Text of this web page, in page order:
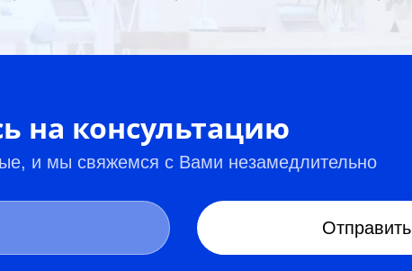
на консультацию
и мы свяжемся с Вами незамедлительно
Отправить